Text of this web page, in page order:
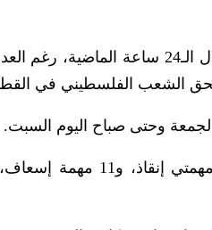
نفذت طواقم المديرية العامة للدفاع المدني في قطاع غزة، 22 مهمة مختلفة خلال الـ24 ساعة
بحق الشعب الفلسطيني في
وحتى صباح اليوم السبت.